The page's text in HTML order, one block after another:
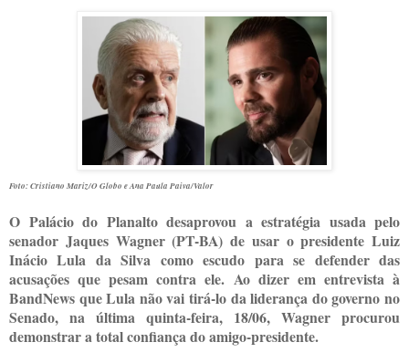
Foto: Cristiano Mariz/O Globo e Ana Paula Paiva/Valor
O Palácio do Planalto desaprovou a estratégia usada pelo
senador Jaques Wagner (PT-BA) de usar o presidente Luiz
Inácio Lula da Silva como escudo para se defender das
acusações que pesam contra ele. Ao dizer em entrevista à
BandNews que Lula não vai tirá-lo da liderança do governo no
Senado, na última quinta-feira, 18/06, Wagner procurou
demonstrar a total confiança do amigo-presidente.